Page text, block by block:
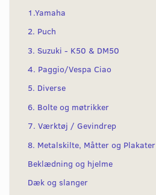
1.Yamaha
2. Puch
3. Suzuki - K50 & DM50
4. Paggio/Vespa Ciao
5. Diverse
6. Bolte og møtrikker
7. Værktøj / Gevindrep
8. Metalskilte, Måtter og Plakater
Beklædning og hjelme
Dæk og slanger